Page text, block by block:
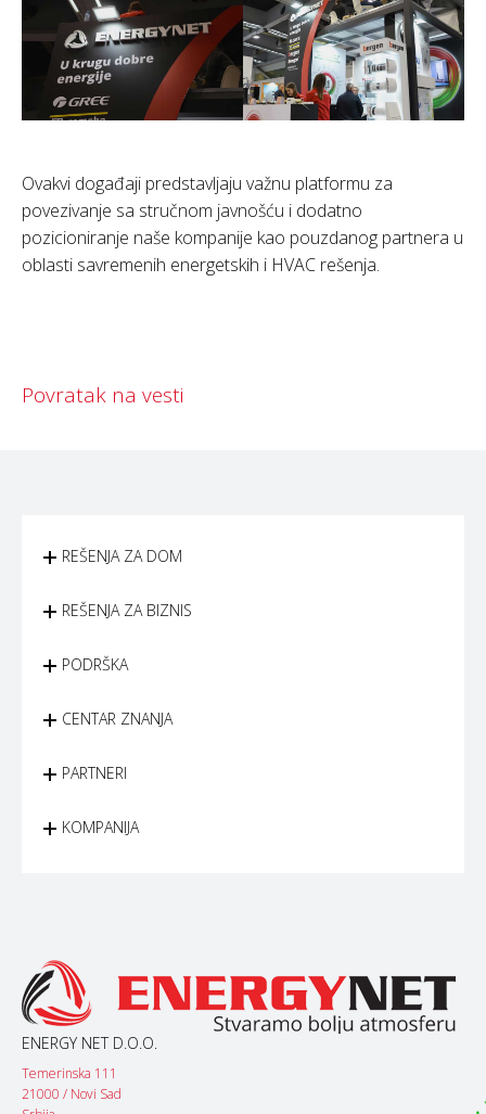
Ovakvi događaji predstavljaju važnu platformu za
povezivanje sa stručnom javnošću i dodatno
pozicioniranje naše kompanije kao pouzdanog partnera u
oblasti savremenih energetskih i HVAC rešenja.
Povratak na vesti
REŠENJA ZA DOM
REŠENJA ZA BIZNIS
PODRŠKA
CENTAR ZNANJA
PARTNERI
KOMPANIJA
ENERGY NET D.O.O.
Temerinska 111
21000 / Novi Sad